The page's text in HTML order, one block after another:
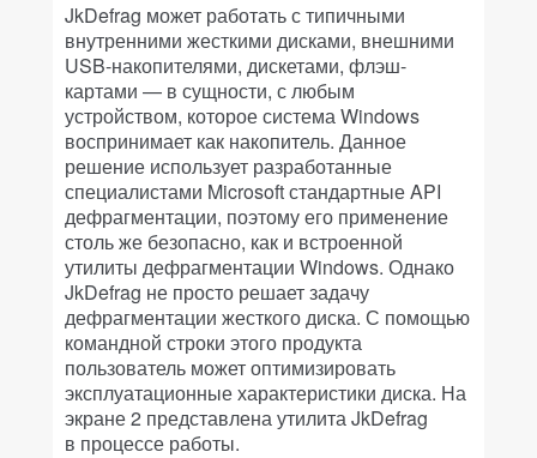
JkDefrag может работать с типичными
внутренними жесткими дисками, внешними
USB-накопителями, дискетами, флэш-
картами — в сущности, с любым
устройством, которое система Windows
воспринимает как накопитель. Данное
решение использует разработанные
специалистами Microsoft стандартные API
дефрагментации, поэтому его применение
столь же безопасно, как и встроенной
утилиты дефрагментации Windows. Однако
JkDefrag не просто решает задачу
дефрагментации жесткого диска. С помощью
командной строки этого продукта
пользователь может оптимизировать
эксплуатационные характеристики диска. На
экране 2 представлена утилита JkDefrag
в процессе работы.